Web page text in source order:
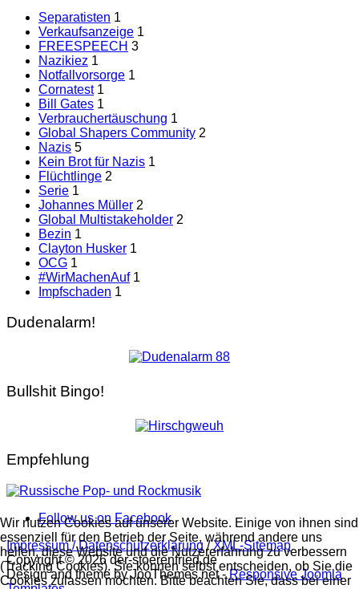
Separatisten 1
Verkaufsanzeige 1
FREESPEECH 3
Nazikiez 1
Notfallvorsorge 1
Cornatest 1
Bill Gates 1
Verbrauchertäuschung 1
Global Shapers Community 2
Nazis 5
Kein Brot für Nazis 1
Flüchtlinge 2
Serie 1
Johannes Müller 2
Global Multistakeholder 2
Bezin 1
Clayton Husker 1
OCG 1
#WirMachenAuf 1
Impfschaden 1
Dudenalarm!
Bullshit Bingo!
Empfehlung
Follow us on Facebook
Impressum / Datenschutzerklärung /XML-Sitemap
Copyright © 2026 der-stoerenfried.de
Design and theme by JooThemes.net -Responsive Joomla
Wir nutzen Cookies auf unserer Website. Einige von ihnen sind
essenziell für den Betrieb der Seite, während andere uns
helfen, diese Website und die Nutzererfahrung zu verbessern
(Tracking Cookies). Sie können selbst entscheiden, ob Sie die
Cookies zulassen möchten. Bitte beachten Sie, dass bei einer